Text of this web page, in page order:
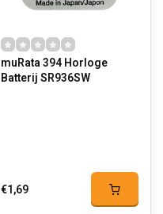
muRata 394 Horloge
Batterij SR936SW
€1,69